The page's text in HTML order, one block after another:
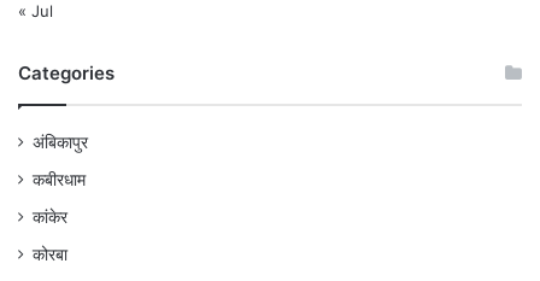
« Jul
Categories
अंबिकापुर
कबीरधाम
कांकेर
कोरबा